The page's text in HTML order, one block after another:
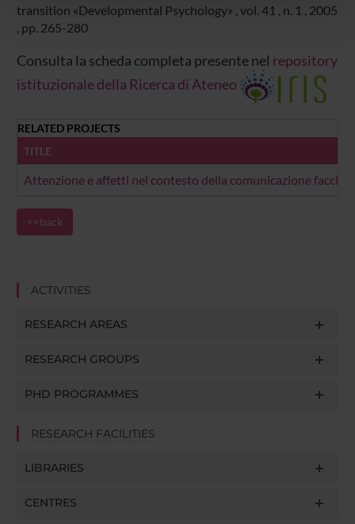
pubblicità e social media, i quali potrebbero combinarle
con altre informazioni che hai fornito loro o che hanno
transition «Developmental Psychology» , vol. 41 , n. 1 , 2005
, pp. 265-280
Consulta la scheda completa presente nel repository
istituzionale della Ricerca di Ateneo
RELATED PROJECTS
TITLE
Attenzione e affetti nel contesto della comunicazione
<<back
ACTIVITIES
RESEARCH AREAS
RESEARCH GROUPS
PHD PROGRAMMES
RESEARCH FACILITIES
LIBRARIES
CENTRES